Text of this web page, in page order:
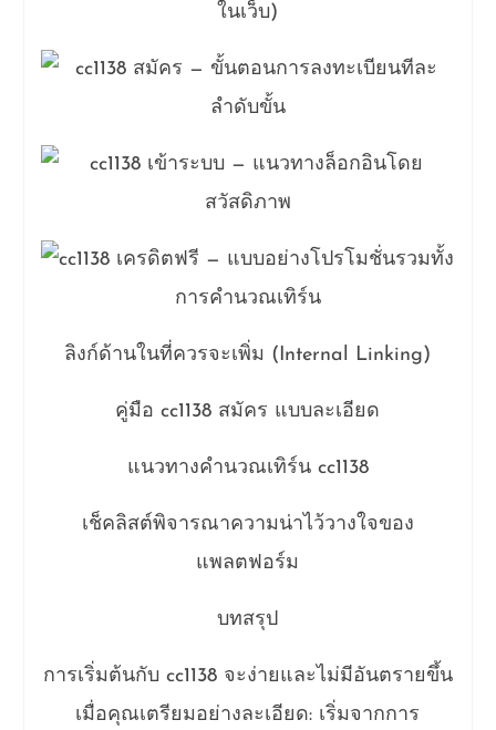
ในเว็บ)
ลิงก์ด้านในที่ควรจะเพิ่ม (Internal Linking)
คู่มือ cc1138 สมัคร แบบละเอียด
แนวทางคำนวณเทิร์น cc1138
เช็คลิสต์พิจารณาความน่าไว้วางใจของ
แพลตฟอร์ม
บทสรุป
การเริ่มต้นกับ cc1138 จะง่ายและไม่มีอันตรายขึ้น
เมื่อคุณเตรียมอย่างละเอียด: เริ่มจากการ